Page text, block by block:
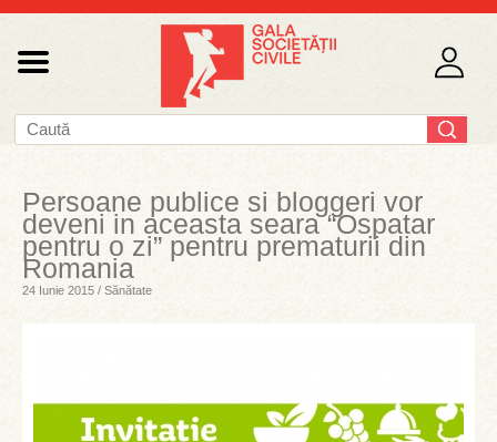
Persoane publice si bloggeri vor
deveni in aceasta seara “Ospatar
pentru o zi” pentru prematurii din
Romania
24 Iunie 2015 / Sănătate